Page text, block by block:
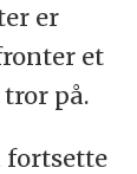
er
et
på.
fortsette